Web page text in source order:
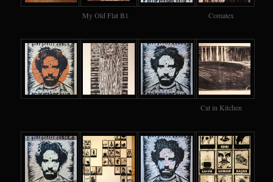
My Old Flat B1 Comatex
Cat in Kitchen